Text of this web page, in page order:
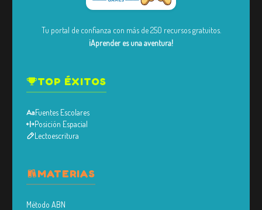
Tu portal de confianza con más de 250 recursos gratuitos.
¡Aprender es una aventura!
TOP ÉXITOS
Fuentes Escolares
Posición Espacial
Lectoescritura
MATERIAS
Método ABN